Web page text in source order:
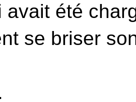
avait été
se briser